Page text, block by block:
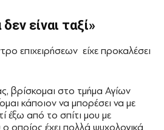
είναι ταξί»
επιχειρήσεων είχε προκαλέσει
βρίσκομαι στο τμήμα Αγίων
κάποιον να μπορέσει να με
έξω από το σπίτι μου με
οποίος έχει πολλά ψυχολογικά